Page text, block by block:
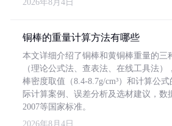
2026年8月4日
铜棒的重量计算方法有哪些
本文详细介绍了铜棒和黄铜棒重量的三
（理论公式法、查表法、在线工具法）
棒密度取值（8.4-8.7g/cm³）和计算公
际计算案例、误差分析及选材建议，数
2007等国家标准。
2026年8月4日